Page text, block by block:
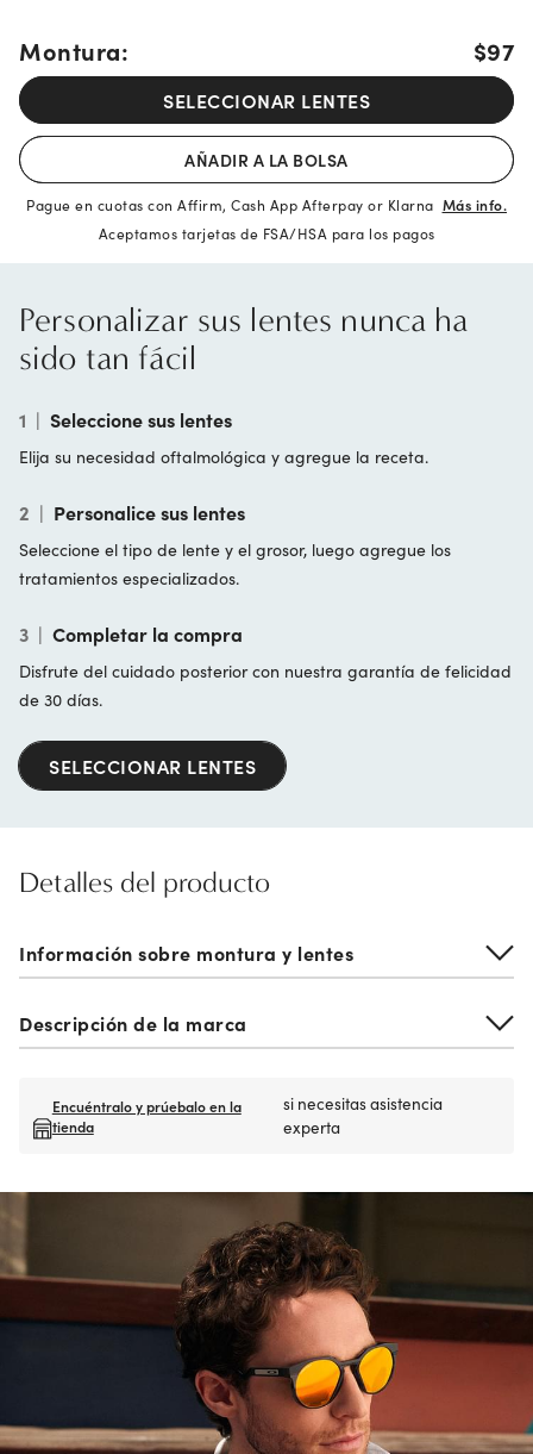
Montura: $97
SELECCIONAR LENTES
AÑADIR A LA BOLSA
Pague en cuotas con Affirm, Cash App Afterpay or Klarna Más info.
Aceptamos tarjetas de FSA/HSA para los pagos
Personalizar sus lentes nunca ha
sido tan fácil
1 | Seleccione sus lentes
Elija su necesidad oftalmológica y agregue la receta.
2 | Personalice sus lentes
Seleccione el tipo de lente y el grosor, luego agregue los
tratamientos especializados.
3 | Completar la compra
Disfrute del cuidado posterior con nuestra garantía de felicidad
de 30 días.
SELECCIONAR LENTES
Detalles del producto
Información sobre montura y lentes
Descripción de la marca
Encuéntralo y prúebalo en la
tienda
si necesitas asistencia
experta